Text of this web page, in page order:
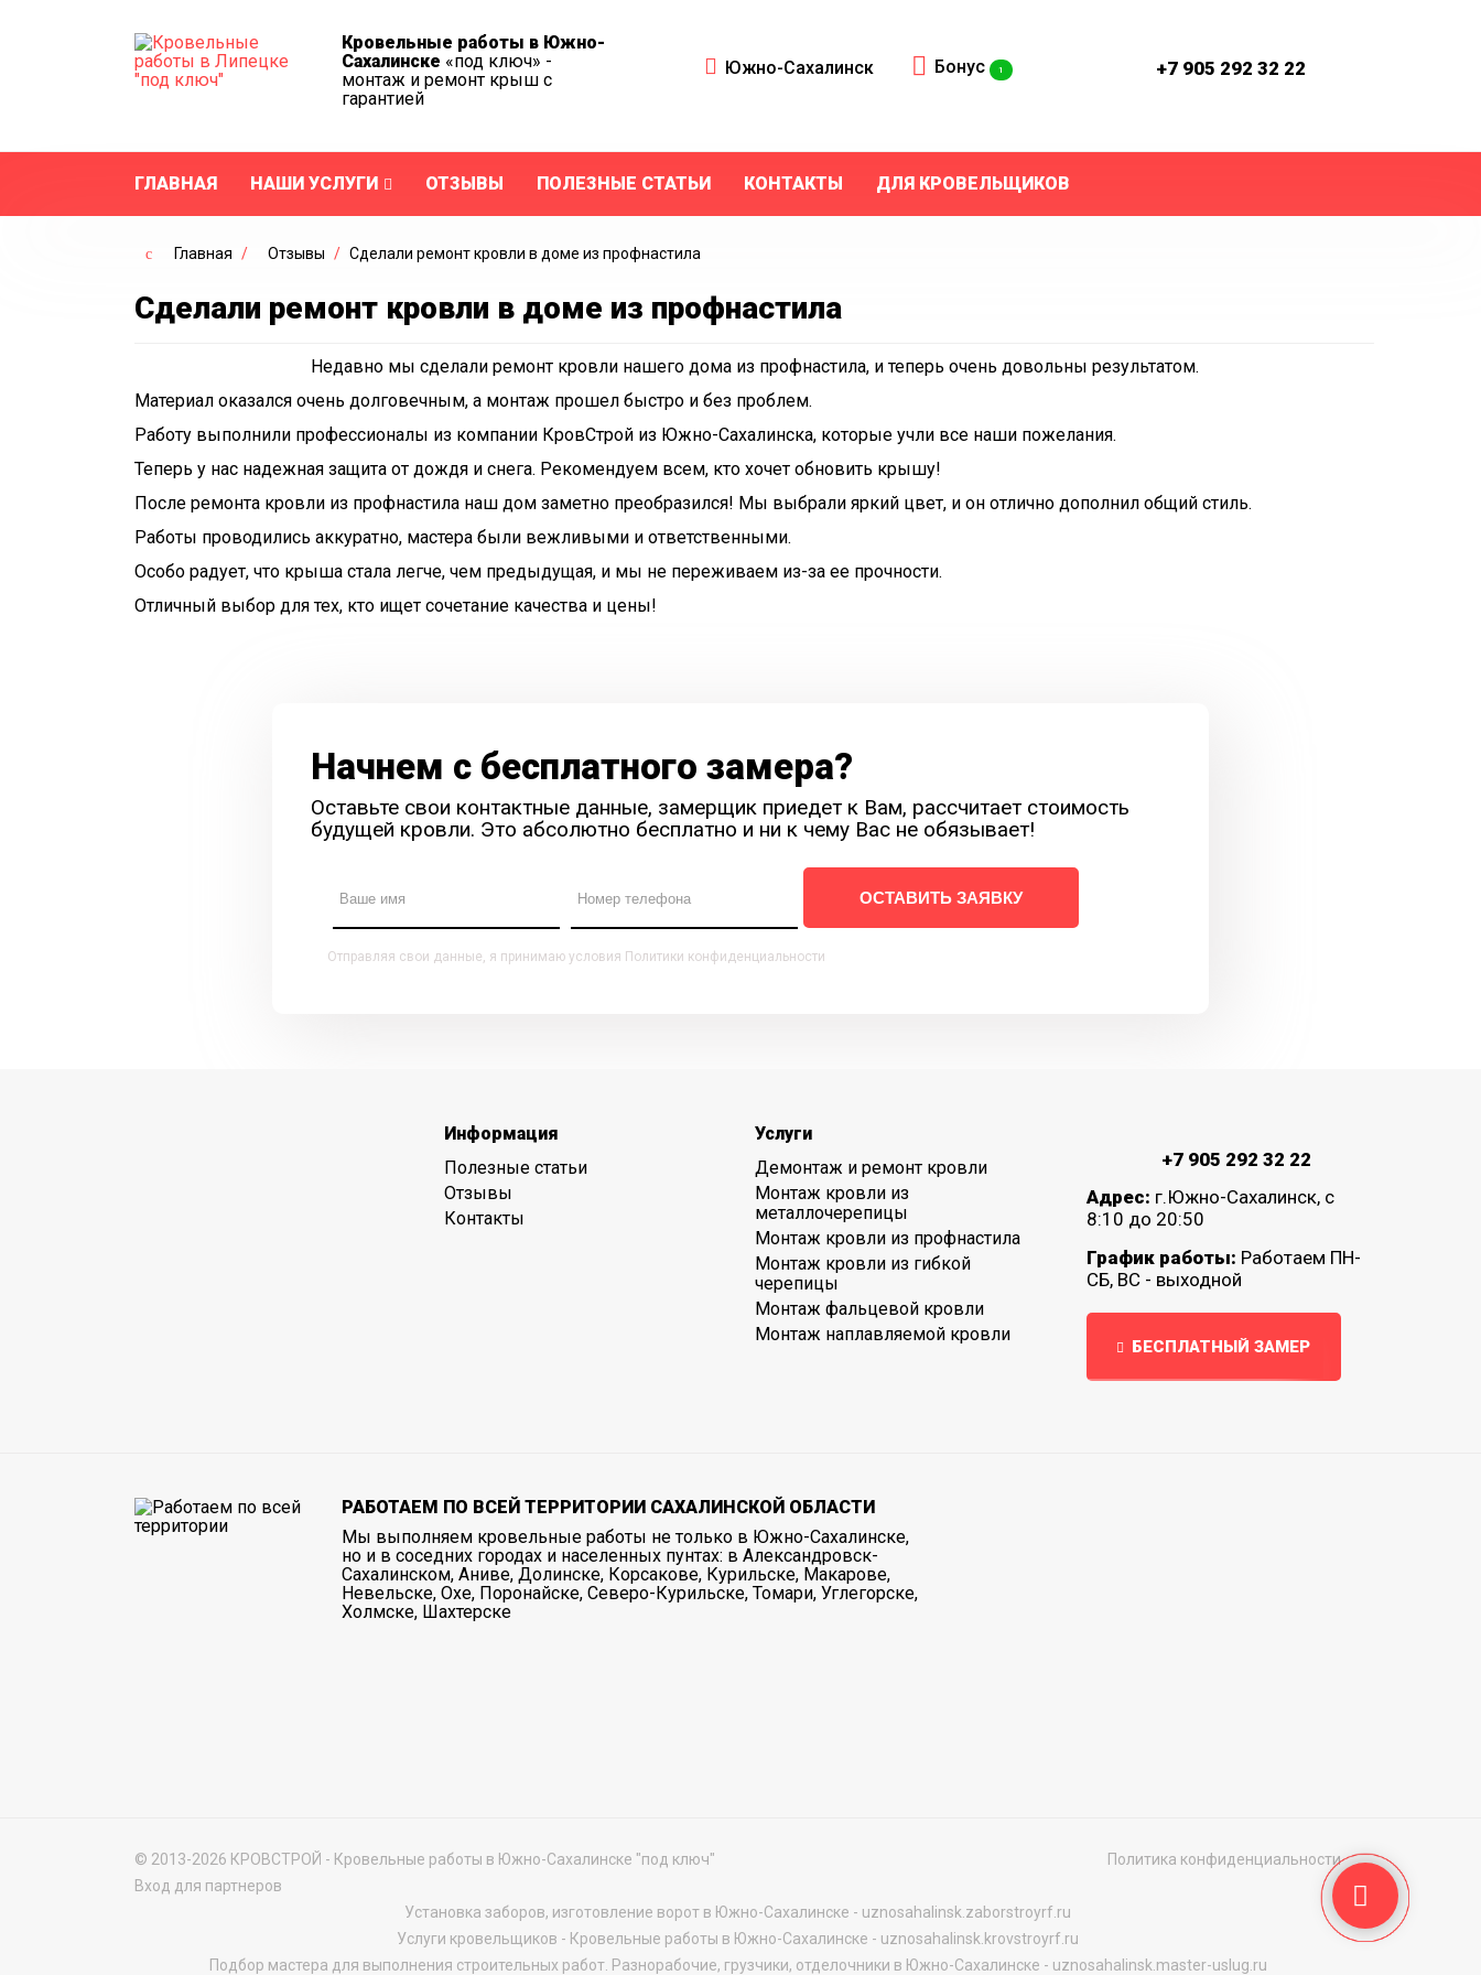
Кровельные работы в Южно-
Сахалинске «под ключ» -
монтаж и ремонт крыш с
гарантией
Южно-Сахалинск Бонус 1 +7 905 292 32 22
ГЛАВНАЯ НАШИ УСЛУГИ ОТЗЫВЫ ПОЛЕЗНЫЕ СТАТЬИ КОНТАКТЫ ДЛЯ КРОВЕЛЬЩИКОВ
Главная / Отзывы / Сделали ремонт кровли в доме из профнастила
Сделали ремонт кровли в доме из профнастила
Недавно мы сделали ремонт кровли нашего дома из профнастила, и теперь очень довольны результатом.
Материал оказался очень долговечным, а монтаж прошел быстро и без проблем.
Работу выполнили профессионалы из компании КровСтрой из Южно-Сахалинска, которые учли все наши пожелания.
Теперь у нас надежная защита от дождя и снега. Рекомендуем всем, кто хочет обновить крышу!
После ремонта кровли из профнастила наш дом заметно преобразился! Мы выбрали яркий цвет, и он отлично дополнил общий стиль.
Работы проводились аккуратно, мастера были вежливыми и ответственными.
Особо радует, что крыша стала легче, чем предыдущая, и мы не переживаем из-за ее прочности.
Отличный выбор для тех, кто ищет сочетание качества и цены!
Начнем с бесплатного замера?
Оставьте свои контактные данные, замерщик приедет к Вам, рассчитает стоимость
будущей кровли. Это абсолютно бесплатно и ни к чему Вас не обязывает!
ОСТАВИТЬ ЗАЯВКУ
Отправляя свои данные, я принимаю условия Политики конфиденциальности
Информация
Полезные статьи
Отзывы
Контакты
Услуги
Демонтаж и ремонт кровли
Монтаж кровли из
металлочерепицы
Монтаж кровли из профнастила
Монтаж кровли из гибкой
черепицы
Монтаж фальцевой кровли
Монтаж наплавляемой кровли
+7 905 292 32 22
Адрес: г.Южно-Сахалинск, с
8:10 до 20:50
График работы: Работаем ПН-
СБ, ВС - выходной
БЕСПЛАТНЫЙ ЗАМЕР
РАБОТАЕМ ПО ВСЕЙ ТЕРРИТОРИИ САХАЛИНСКОЙ ОБЛАСТИ
Мы выполняем кровельные работы не только в Южно-Сахалинске,
но и в соседних городах и населенных пунтах: в Александровск-
Сахалинском, Аниве, Долинске, Корсакове, Курильске, Макарове,
Невельске, Охе, Поронайске, Северо-Курильске, Томари, Углегорске,
Холмске, Шахтерске
© 2013-2026 КРОВСТРОЙ - Кровельные работы в Южно-Сахалинске "под ключ"
Вход для партнеров
Политика конфиденциальности
Установка заборов, изготовление ворот в Южно-Сахалинске - uznosahalinsk.zaborstroyrf.ru
Услуги кровельщиков - Кровельные работы в Южно-Сахалинске - uznosahalinsk.krovstroyrf.ru
Подбор мастера для выполнения строительных работ. Разнорабочие, грузчики, отделочники в Южно-Сахалинске - uznosahalinsk.master-uslug.ru